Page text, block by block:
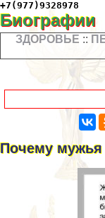
+7(977)9328978
ЗДОРОВЬЕ ::
Почему